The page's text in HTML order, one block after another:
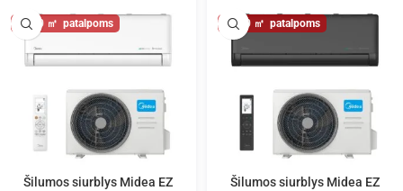
80
Šilumos siurblys Midea EZ
80
Šilumos siurblys Midea EZ